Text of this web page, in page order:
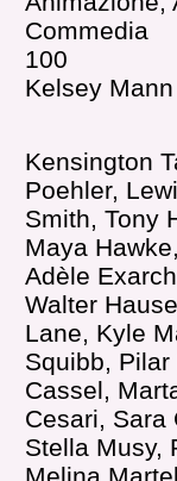
Commedia
100
Kelsey Mann
Kensington
Poehler,
Smith, Tony
Maya
Adèle
Walter
Lane, Kyle
Squibb,
Cassel,
Cesari, Sara
Stella Musy,